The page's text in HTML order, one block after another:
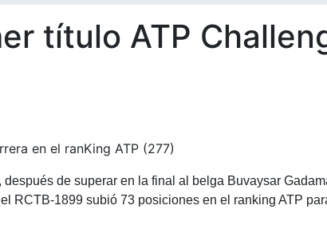
título ATP
en el ranKing ATP (277)
de superar en la final al belga Buvaysar
RCTB-1899 subió 73 posiciones en el ranking ATP